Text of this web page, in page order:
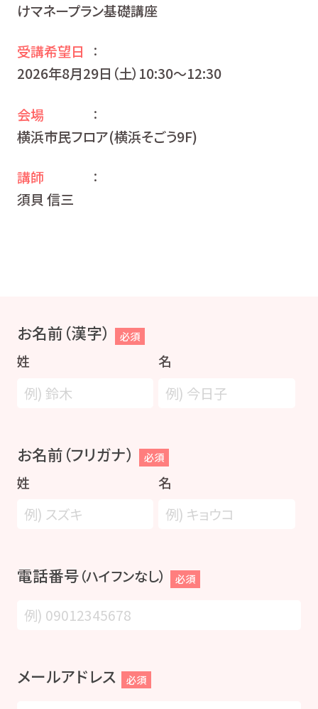
けマネープラン基礎講座
受講希望日 ：
2026年8月29日（土）10:30〜12:30
会場 ：
横浜市民フロア(横浜そごう9F)
講師 ：
須貝 信三
お名前（漢字） 必須
姓 名
お名前（フリガナ） 必須
姓 名
電話番号（ハイフンなし） 必須
メールアドレス 必須